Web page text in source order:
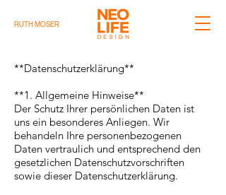
RUTH MOSER
**Datenschutzerklärung**
**1. Allgemeine Hinweise**
Der Schutz Ihrer persönlichen Daten ist
uns ein besonderes Anliegen. Wir
behandeln Ihre personenbezogenen
Daten vertraulich und entsprechend den
gesetzlichen Datenschutzvorschriften
sowie dieser Datenschutzerklärung.